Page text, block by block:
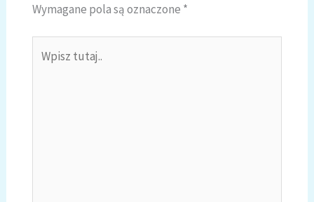
Wymagane pola są oznaczone *
tutaj..